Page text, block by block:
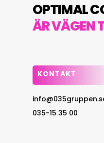
OPTIMAL
ÄR VÄGEN
KONTAKT
035-15 35 00